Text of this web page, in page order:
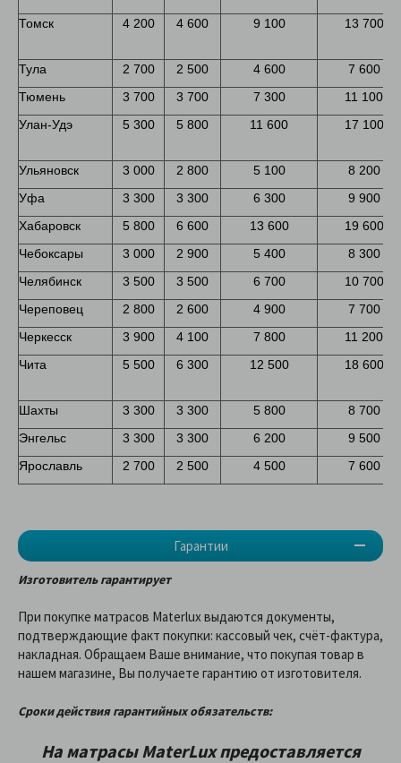
Гарантии
Томск
4 200 4 600 9 100 13 700
Тула 2 700 2 500 4 600
7 600
Тюмень
3 700 3 700 7 300
11 100
Улан-Удэ
5 300 5 800 11 600 17 100
Ульяновск 3 000 2 800 5 100
8 200
Уфа
3 300 3 300 6 300
9 900
Хабаровск
5 800 6 600 13 600
19 600
Чебоксары
3 000 2 900 5 400
8 300
Челябинск
3 500 3 500 6 700
10 700
Череповец
2 800 2 600 4 900
7 700
Черкесск
3 900 4 100 7 800
11 200
Чита
5 500 6 300 12 500 18 600
Шахты 3 300 3 300 5 800
8 700
Энгельс
3 300 3 300 6 200
9 500
Ярославль
2 700 2 500 4 500 7 600
Изготовитель гарантирует
При покупке матрасов Materlux выдаются документы,
подтверждающие факт покупки: кассовый чек, счёт-фактура,
накладная. Обращаем Ваше внимание, что покупая товар в
нашем магазине, Вы получаете гарантию от изготовителя.
Сроки действия гарантийных обязательств:
На матрасы MaterLuxпредоставляетcя